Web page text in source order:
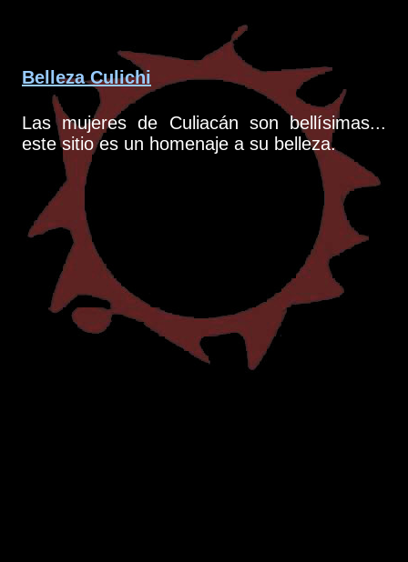
Belleza Culichi
Las mujeres de Culiacán son bellísimas...
este sitio es un homenaje a su belleza.